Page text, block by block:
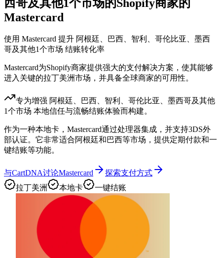
西哥及其他1个市场的Shopify商家的
Mastercard
使用 Mastercard 提升 阿根廷、巴西、智利、哥伦比亚、墨西
哥及其他1个市场 结账转化率
Mastercard为Shopify商家提供强大的支付解决方案，使其能够
进入关键的拉丁美洲市场，并具备全球商家的可用性。
专为增强 阿根廷、巴西、智利、哥伦比亚、墨西哥及其他
1个市场 本地信任与流畅结账体验而构建。
作为一种本地卡，Mastercard通过处理器集成，并支持3DS外
部认证。它非常适合阿根廷和巴西等市场，提供定期付款和一
键结账等功能。
与CartDNA讨论Mastercard
探索支付方式
拉丁美洲
本地卡 一键结账